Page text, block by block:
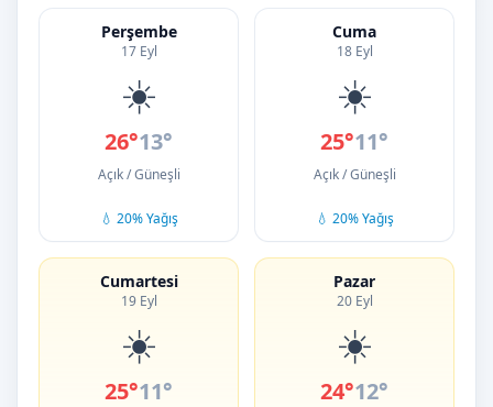
Perşembe
17 Eyl
☀️
26°13°
Açık / Güneşli
💧 20% Yağış
Cuma
18 Eyl
☀️
25°11°
Açık / Güneşli
💧 20% Yağış
Cumartesi
19 Eyl
☀️
25°11°
Pazar
20 Eyl
☀️
24°12°